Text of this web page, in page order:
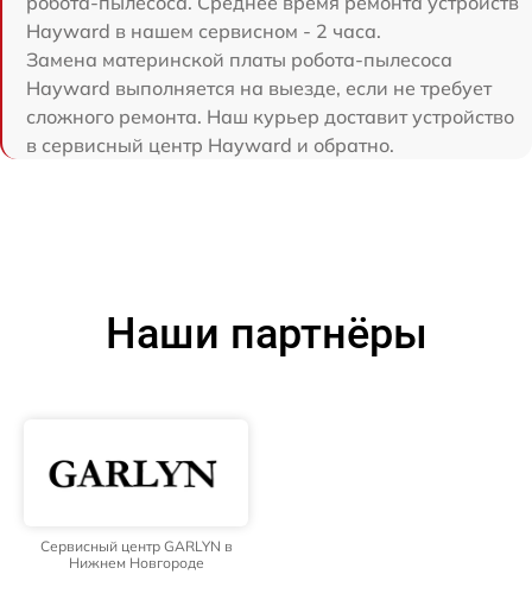
Hayward в нашем сервисном - 2 часа.
Замена материнской платы робота-пылесоса
Hayward выполняется на выезде, если не требует
сложного ремонта. Наш курьер доставит устройство
в сервисный центр Hayward и обратно.
Наши партнёры
Сервисный центр GARLYN в
Нижнем Новгороде